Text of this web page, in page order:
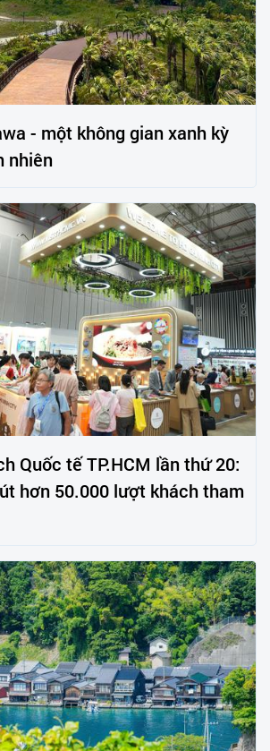
- một không gian xanh kỳ
nhiên
Quốc tế TP.HCM lần thứ 20:
hơn 50.000 lượt khách tham